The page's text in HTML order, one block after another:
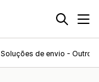
Soluções de envio - Outro